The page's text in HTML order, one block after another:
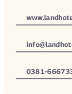
0381-